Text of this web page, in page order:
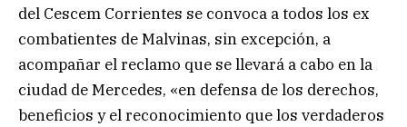
del Cescem Corrientes se convoca a todos los ex
combatientes de Malvinas, sin excepción, a
acompañar el reclamo que se llevará a cabo en la
ciudad de Mercedes, «en defensa de los derechos,
beneficios y el reconocimiento que los verdaderos